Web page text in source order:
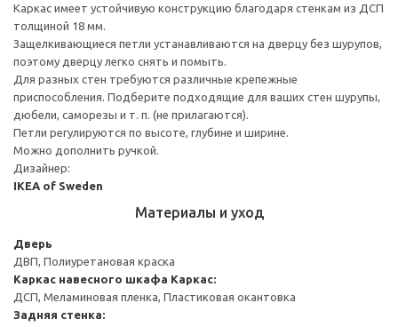
Каркас имеет устойчивую конструкцию благодаря стенкам из ДСП
толщиной 18 мм.
Защелкивающиеся петли устанавливаются на дверцу без шурупов,
поэтому дверцу легко снять и помыть.
Для разных стен требуются различные крепежные
приспособления. Подберите подходящие для ваших стен шурупы,
дюбели, саморезы и т. п. (не прилагаются).
Петли регулируются по высоте, глубине и ширине.
Можно дополнить ручкой.
Дизайнер:
IKEA of Sweden
Материалы и уход
Дверь
ДВП, Полиуретановая краска
Каркас навесного шкафа Каркас:
ДСП, Меламиновая пленка, Пластиковая окантовка
Задняя стенка: